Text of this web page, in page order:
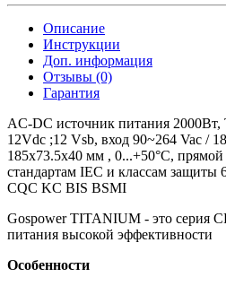
Описание
Инструкции
Доп. информация
Отзывы (0)
Гарантия
AC-DC источник питания
12Vdc ;12 Vsb, вход 90~264 Vac /
185x73.5x40 мм , 0...+50°С, прямой
стандартам IEC и классам защиты
CQC KC BIS BSMI
Gospower TITANIUM - это серия
питания высокой эффективности
Особенности